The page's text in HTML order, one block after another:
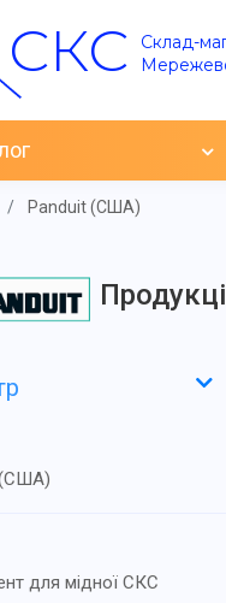
СКС
Склад-
Panduit (США)
(США)
для мідної СКС